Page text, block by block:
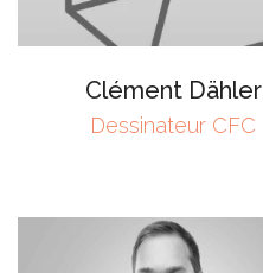
Clément Dähler
Dessinateur CFC